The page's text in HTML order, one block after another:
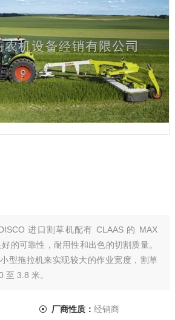
进口割草机配有 CLAAS 的 MAX
的可靠性，耐用性和出色的切割质量。
型拖拉机来实现较大的作业宽度，割草
至 3.8 米。
厂商性质： 经销商